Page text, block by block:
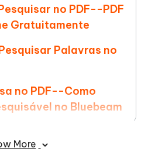
no PDF--PDF
Gratuitamente
Palavras no
no PDF--Como
no Bluebeam
More